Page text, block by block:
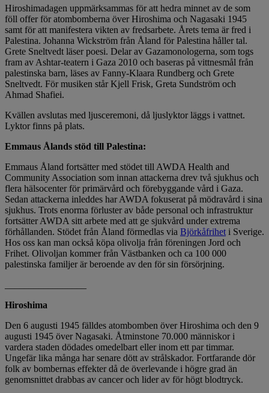
Hiroshimadagen uppmärksammas för att hedra minnet av de som
föll offer för atombomberna över Hiroshima och Nagasaki 1945
samt för att manifestera vikten av fredsarbete. Årets tema är fred i
Palestina. Johanna Wickström från Åland för Palestina håller tal.
Grete Sneltvedt läser poesi. Delar av Gazamonologerna, som togs
fram av Ashtar-teatern i Gaza 2010 och baseras på vittnesmål från
palestinska barn, läses av Fanny-Klaara Rundberg och Grete
Sneltvedt. För musiken står Kjell Frisk, Greta Sundström och
Ahmad Shafiei.
Kvällen avslutas med ljusceremoni, då ljuslyktor läggs i vattnet.
Lyktor finns på plats.
Emmaus Ålands stöd till Palestina:
Emmaus Åland fortsätter med stödet till AWDA Health and
Community Association som innan attackerna drev två sjukhus och
flera hälsocenter för primärvård och förebyggande vård i Gaza.
Sedan attackerna inleddes har AWDA fokuserat på mödravård i sina
sjukhus. Trots enorma förluster av både personal och infrastruktur
fortsätter AWDA sitt arbete med att ge sjukvård under extrema
förhållanden. Stödet från Åland förmedlas via Björkåfrihet i Sverige.
Hos oss kan man också köpa olivolja från föreningen Jord och
Frihet. Olivoljan kommer från Västbanken och ca 100 000
palestinska familjer är beroende av den för sin försörjning.
Hiroshima
Den 6 augusti 1945 fälldes atombomben över Hiroshima och den 9
augusti 1945 över Nagasaki. Åtminstone 70.000 människor i
vardera staden dödades omedelbart eller inom ett par timmar.
Ungefär lika många har senare dött av strålskador. Fortfarande dör
folk av bombernas effekter då de överlevande i högre grad än
genomsnittet drabbas av cancer och lider av för högt blodtryck.